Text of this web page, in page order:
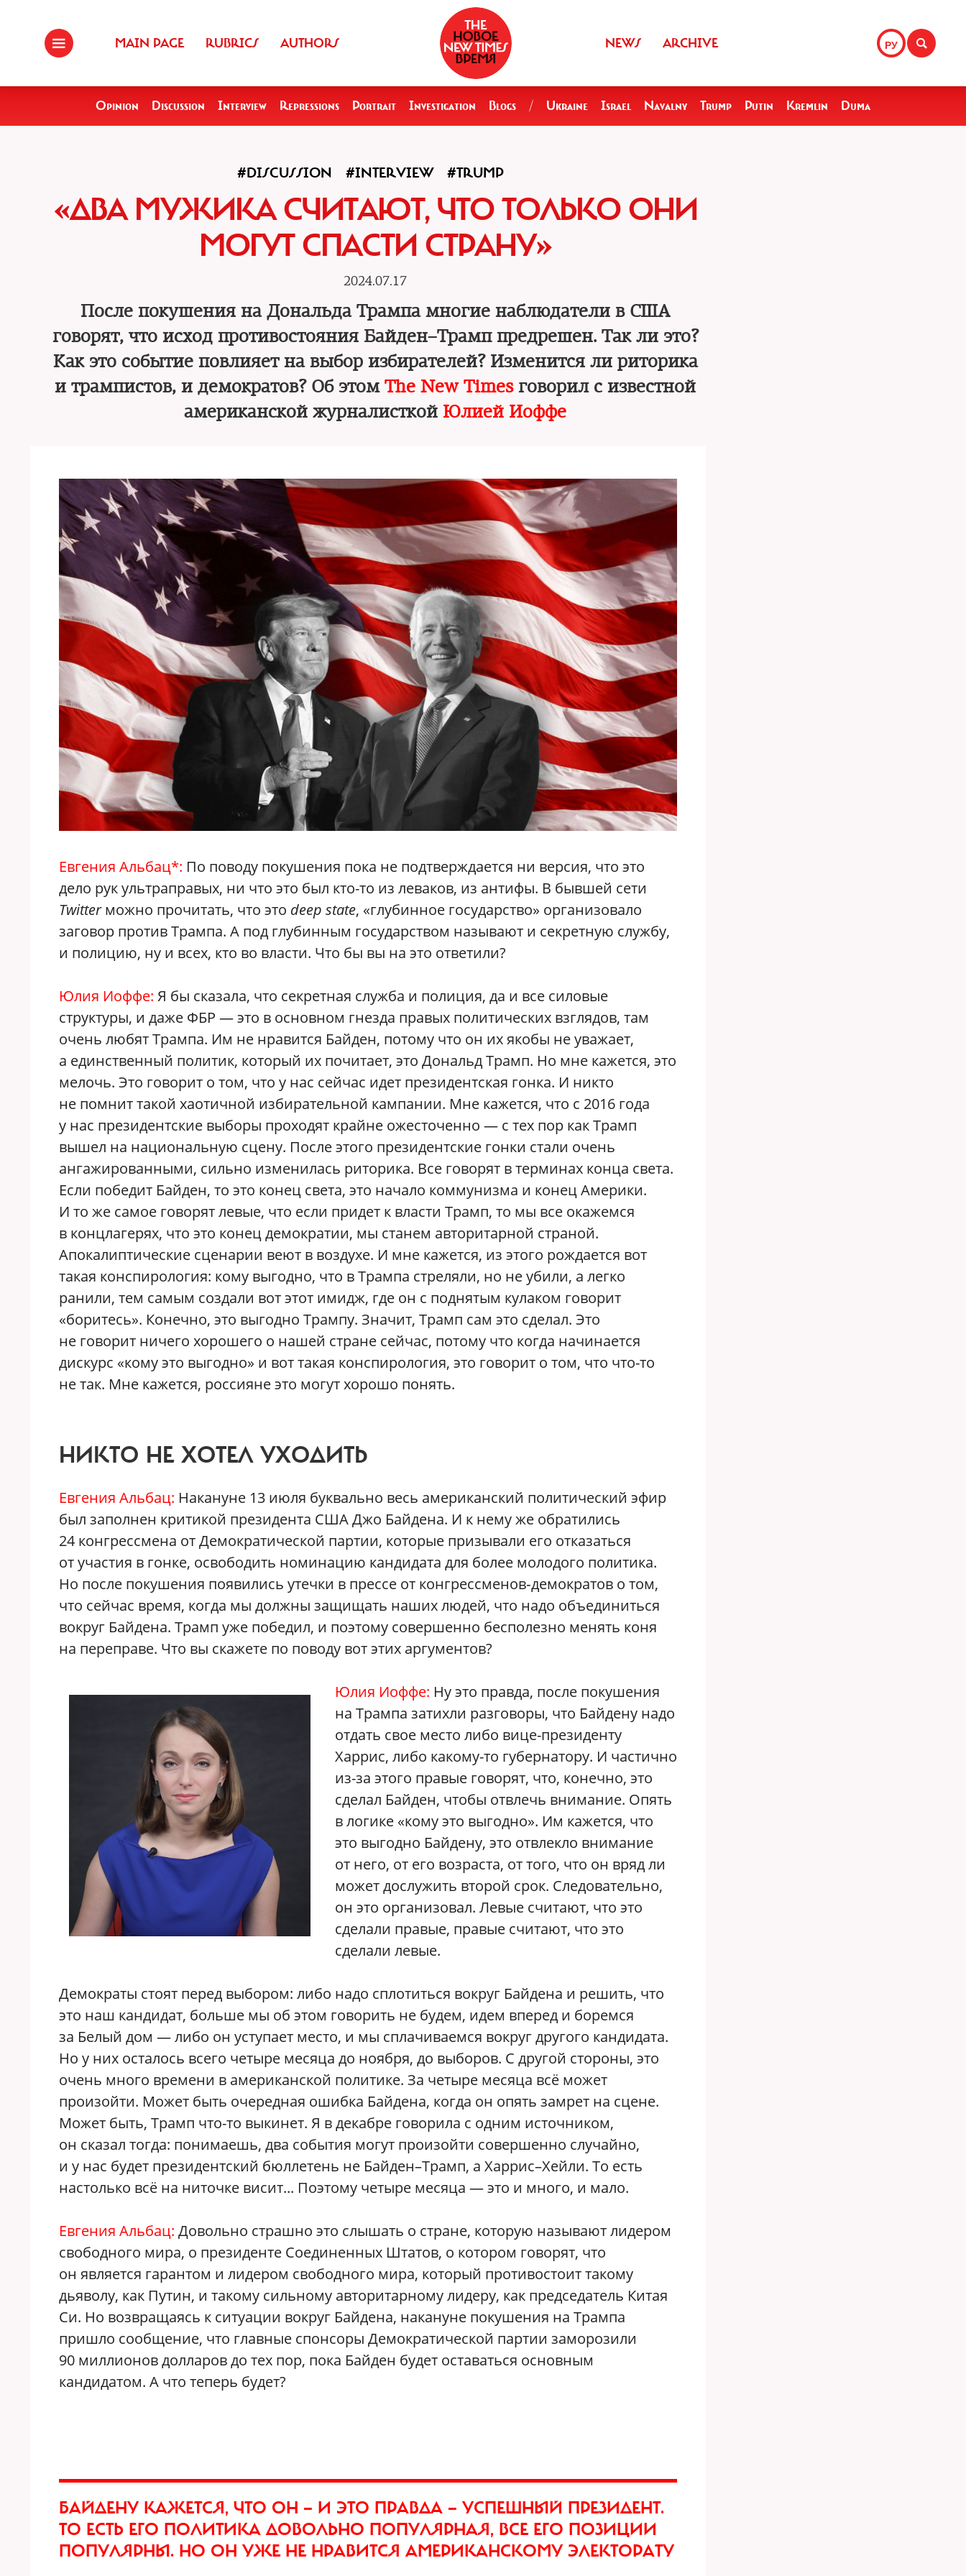
MAIN PAGE RUBRICS AUTHORS РУ
NEWS ARCHIVE
Opinion Discussion Interview Repressions Portrait Investigation Blogs / Ukraine Israel Navalny Trump Putin Kremlin Duma
#DISCUSSION #INTERVIEW #TRUMP
«ДВА МУЖИКА СЧИТАЮТ, ЧТО ТОЛЬКО ОНИ
МОГУТ СПАСТИ СТРАНУ»
2024.07.17
После покушения на Дональда Трампа многие наблюдатели в США
говорят, что исход противостояния Байден–Трамп предрешен. Так ли это?
Как это событие повлияет на выбор избирателей? Изменится ли риторика
и трампистов, и демократов? Об этом The New Times говорил с известной
американской журналисткой Юлией Иоффе
Евгения Альбац*: По поводу покушения пока не подтверждается ни версия, что это
дело рук ультраправых, ни что это был кто-то из леваков, из антифы. В бывшей сети
Twitterможно прочитать, что это deep state, «глубинное государство» организовало
заговор против Трампа. А под глубинным государством называют и секретную службу,
и полицию, ну и всех, кто во власти. Что бы вы на это ответили?
Юлия Иоффе: Я бы сказала, что секретная служба и полиция, да и все силовые
структуры, и даже ФБР — это в основном гнезда правых политических взглядов, там
очень любят Трампа. Им не нравится Байден, потому что он их якобы не уважает,
а единственный политик, который их почитает, это Дональд Трамп. Но мне кажется, это
мелочь. Это говорит о том, что у нас сейчас идет президентская гонка. И никто
не помнит такой хаотичной избирательной кампании. Мне кажется, что с 2016 года
у нас президентские выборы проходят крайне ожесточенно — с тех пор как Трамп
вышел на национальную сцену. После этого президентские гонки стали очень
ангажированными, сильно изменилась риторика. Все говорят в терминах конца света.
Если победит Байден, то это конец света, это начало коммунизма и конец Америки.
И то же самое говорят левые, что если придет к власти Трамп, то мы все окажемся
в концлагерях, что это конец демократии, мы станем авторитарной страной.
Апокалиптические сценарии веют в воздухе. И мне кажется, из этого рождается вот
такая конспирология: кому выгодно, что в Трампа стреляли, но не убили, а легко
ранили, тем самым создали вот этот имидж, где он с поднятым кулаком говорит
«боритесь». Конечно, это выгодно Трампу. Значит, Трамп сам это сделал. Это
не говорит ничего хорошего о нашей стране сейчас, потому что когда начинается
дискурс «кому это выгодно» и вот такая конспирология, это говорит о том, что что-то
не так. Мне кажется, россияне это могут хорошо понять.
НИКТО НЕ ХОТЕЛ УХОДИТЬ
Евгения Альбац: Накануне 13 июля буквально весь американский политический эфир
был заполнен критикой президента США Джо Байдена. И к нему же обратились
24 конгрессмена от Демократической партии, которые призывали его отказаться
от участия в гонке, освободить номинацию кандидата для более молодого политика.
Но после покушения появились утечки в прессе от конгрессменов‑демократов о том,
что сейчас время, когда мы должны защищать наших людей, что надо объединиться
вокруг Байдена. Трамп уже победил, и поэтому совершенно бесполезно менять коня
на переправе. Что вы скажете по поводу вот этих аргументов?
Юлия Иоффе: Ну это правда, после покушения
на Трампа затихли разговоры, что Байдену надо
отдать свое место либо вице-президенту
Харрис, либо какому-то губернатору. И частично
из-за этого правые говорят, что, конечно, это
сделал Байден, чтобы отвлечь внимание. Опять
в логике «кому это выгодно». Им кажется, что
это выгодно Байдену, это отвлекло внимание
от него, от его возраста, от того, что он вряд ли
может дослужить второй срок. Следовательно,
он это организовал. Левые считают, что это
сделали правые, правые считают, что это
сделали левые.
Демократы стоят перед выбором: либо надо сплотиться вокруг Байдена и решить, что
это наш кандидат, больше мы об этом говорить не будем, идем вперед и боремся
за Белый дом — либо он уступает место, и мы сплачиваемся вокруг другого кандидата.
Но у них осталось всего четыре месяца до ноября, до выборов. С другой стороны, это
очень много времени в американской политике. За четыре месяца всё может
произойти. Может быть очередная ошибка Байдена, когда он опять замрет на сцене.
Может быть, Трамп что-то выкинет. Я в декабре говорила с одним источником,
он сказал тогда: понимаешь, два события могут произойти совершенно случайно,
и у нас будет президентский бюллетень не Байден–Трамп, а Харрис–Хейли. То есть
настолько всё на ниточке висит... Поэтому четыре месяца — это и много, и мало.
Евгения Альбац: Довольно страшно это слышать о стране, которую называют лидером
свободного мира, о президенте Соединенных Штатов, о котором говорят, что
он является гарантом и лидером свободного мира, который противостоит такому
дьяволу, как Путин, и такому сильному авторитарному лидеру, как председатель Китая
Си. Но возвращаясь к ситуации вокруг Байдена, накануне покушения на Трампа
пришло сообщение, что главные спонсоры Демократической партии заморозили
90 миллионов долларов до тех пор, пока Байден будет оставаться основным
кандидатом. А что теперь будет?
БАЙДЕНУ КАЖЕТСЯ, ЧТО ОН — И ЭТО ПРАВДА — УСПЕШНЫЙ ПРЕЗИДЕНТ.
ТО ЕСТЬ ЕГО ПОЛИТИКА ДОВОЛЬНО ПОПУЛЯРНАЯ, ВСЕ ЕГО ПОЗИЦИИ
ПОПУЛЯРНЫ. НО ОН УЖЕ НЕ НРАВИТСЯ АМЕРИКАНСКОМУ ЭЛЕКТОРАТУ